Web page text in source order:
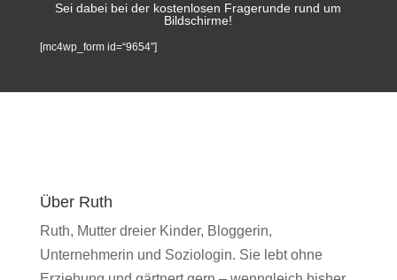
Sei dabei bei der kostenlosen Fragerunde rund um
Bildschirme!
[mc4wp_form id=“9654″]
Über Ruth
Ruth, Mutter dreier Kinder, Bloggerin,
Unternehmerin und Soziologin. Sie lebt ohne